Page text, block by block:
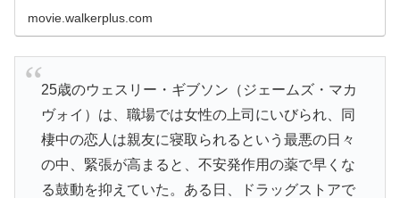
movie.walkerplus.com
25歳のウェスリー・ギブソン（ジェームズ・マカ
ヴォイ）は、職場では女性の上司にいびられ、同
棲中の恋人は親友に寝取られるという最悪の日々
の中、緊張が高まると、不安発作用の薬で早くな
る鼓動を抑えていた。ある日、ドラッグストアで